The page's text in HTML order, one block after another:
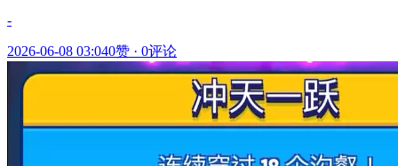
-
2026-06-08 03:040赞 · 0评论